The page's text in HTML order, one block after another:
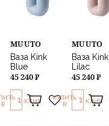
MUUTO
Ваза Kink
Blue
45 240 ₽
В
1 КЛИК
MUUTO
Ваза Kink
Lilac
45 240 ₽
КУПИТЬ
В
1 КЛИК